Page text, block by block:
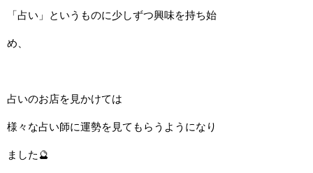
「占い」というものに少しずつ興味を持ち始
め、
占いのお店を見かけては
様々な占い師に運勢を見てもらうようになり
ました🔮